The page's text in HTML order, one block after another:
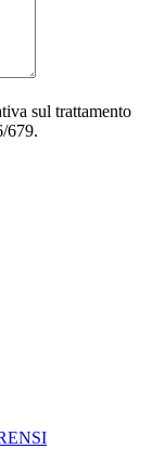
sul trattamento
679.